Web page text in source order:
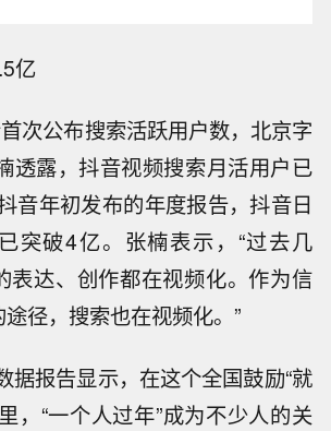
亿
次公布搜索活跃用户数，北京字
透露，抖音视频搜索月活用户已
音年初发布的年度报告，抖音日
突破4亿。张楠表示，“过去几
表达、创作都在视频化。作为信
径，搜索也在视频化。”
据报告显示，在这个全国鼓励“就
，“一个人过年”成为不少人的关